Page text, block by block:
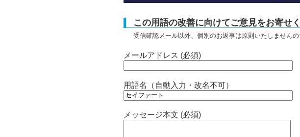
この用語の改善に向けてご意見をお寄せく
受信確認メール以外、個別のお返事は原則いたしませんの
メールアドレス (必須)
用語名（自動入力・改名不可）
メッセージ本文 (必須)